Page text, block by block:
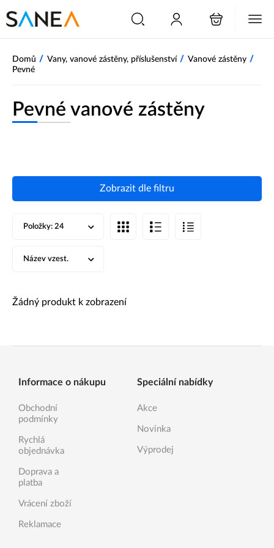
Domů / Vany, vanové zástěny, příslušenství / Vanové zástěny /
Pevné
Pevné vanové zástěny
Zobrazit dle filtru
Položky: 24
Název vzest.
Žádný produkt k zobrazení
Informace o nákupu
Obchodní
podmínky
Rychlá
objednávka
Doprava a
platba
Vrácení zboží
Reklamace
Speciální nabídky
Akce
Novinka
Výprodej